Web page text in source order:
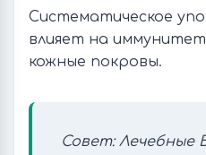
Систематическое
влияет на
кожные покровы.
Совет: Лечебные